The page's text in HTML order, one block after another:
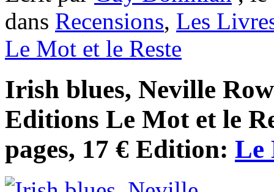
dans Recensions, Les
Le Mot et le Reste
Irish blues, Neville
Editions Le Mot et le
pages, 17 € Edition: Le